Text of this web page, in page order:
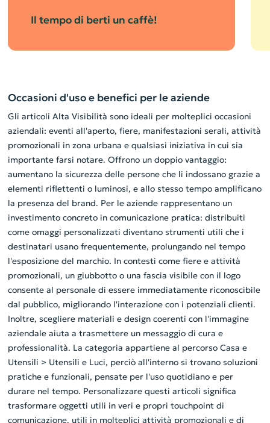
Il tempo di berti un caffè!
Occasioni d'uso e benefici per le aziende
Gli articoli Alta Visibilità sono ideali per molteplici occasioni
aziendali: eventi all'aperto, fiere, manifestazioni serali, attività
promozionali in zona urbana e qualsiasi iniziativa in cui sia
importante farsi notare. Offrono un doppio vantaggio:
aumentano la sicurezza delle persone che li indossano grazie a
elementi riflettenti o luminosi, e allo stesso tempo amplificano
la presenza del brand. Per le aziende rappresentano un
investimento concreto in comunicazione pratica: distribuiti
come omaggi personalizzati diventano strumenti utili che i
destinatari usano frequentemente, prolungando nel tempo
l'esposizione del marchio. In contesti come fiere e attività
promozionali, un giubbotto o una fascia visibile con il logo
consente al personale di essere immediatamente riconoscibile
dal pubblico, migliorando l'interazione con i potenziali clienti.
Inoltre, scegliere materiali e design coerenti con l'immagine
aziendale aiuta a trasmettere un messaggio di cura e
professionalità. La categoria appartiene al percorso Casa e
Utensili > Utensili e Luci, perciò all'interno si trovano soluzioni
pratiche e funzionali, pensate per l'uso quotidiano e per
durare nel tempo. Personalizzare questi articoli significa
trasformare oggetti utili in veri e propri touchpoint di
comunicazione, utili in molteplici attività promozionali e di